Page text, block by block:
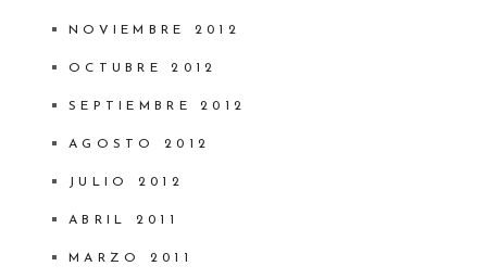
NOVIEMBRE 2012
OCTUBRE 2012
SEPTIEMBRE 2012
AGOSTO 2012
JULIO 2012
ABRIL 2011
MARZO 2011